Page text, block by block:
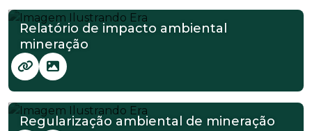
Relatório de impacto ambiental
mineração
Regularização ambiental de mineração